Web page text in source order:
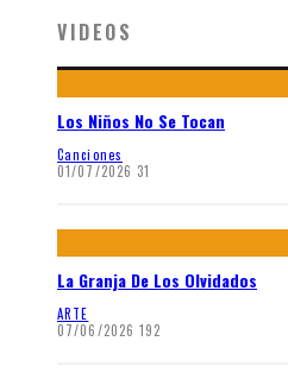
VIDEOS
Los Niños No Se Tocan
Canciones
01/07/2026 31
La Granja De Los Olvidados
ARTE
07/06/2026 192